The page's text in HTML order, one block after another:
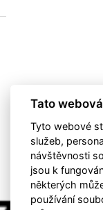
Tato
Tyto webové
služeb,
návštěvnosti
jsou k
některých
používání